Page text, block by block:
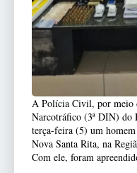
A Polícia Civil, por meio
Narcotráfico (3ª DIN) do
terça-feira (5) um
Nova Santa Rita, na
Com ele, foram